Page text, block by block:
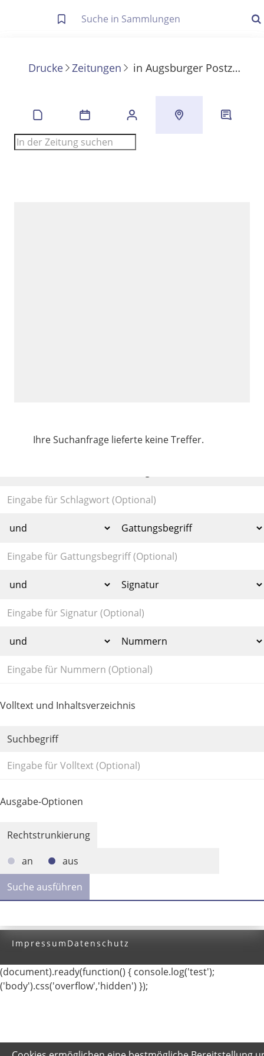
Die letzte Trefferliste besteht aus Ihrer letzten Suche, samt
Anzeigen
Zuletzt gesucht
Volltext und Inhaltsverzeichnis
Suchbegriff
Ausgabe-Optionen
Rechtstrunkierung
an
aus
Drucke Zeitungen in Augsburger Postzeitung
Ihre Suchanfrage lieferte keine Treffer.
Impressum Datenschutz
(document).ready(function() { console.log('test');
('body').css('overflow','hidden') });